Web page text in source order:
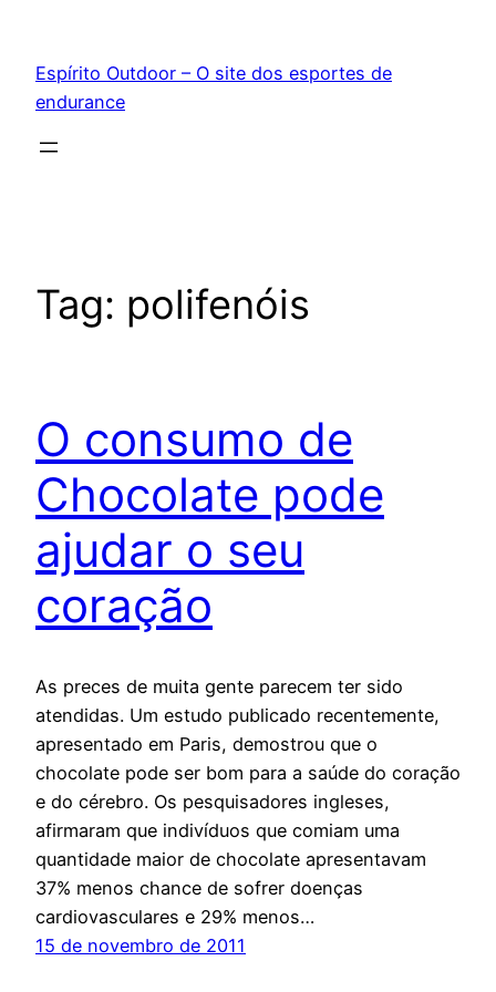
conteúdo
Espírito Outdoor – O site dos esportes de
endurance
Tag: polifenóis
O consumo de
Chocolate pode
ajudar o seu
coração
As preces de muita gente parecem ter sido
atendidas. Um estudo publicado recentemente,
apresentado em Paris, demostrou que o
chocolate pode ser bom para a saúde do coração
e do cérebro. Os pesquisadores ingleses,
afirmaram que indivíduos que comiam uma
quantidade maior de chocolate apresentavam
37% menos chance de sofrer doenças
cardiovasculares e 29% menos…
15 de novembro de 2011